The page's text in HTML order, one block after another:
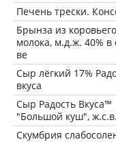
Печень трески.
Брынза из коровьего
молока, м.д.ж. 40% в
ве
Сыр лёгкий 17%
вкуса
Сыр Радость Вкуса™
"Большой куш",
Скумбрия